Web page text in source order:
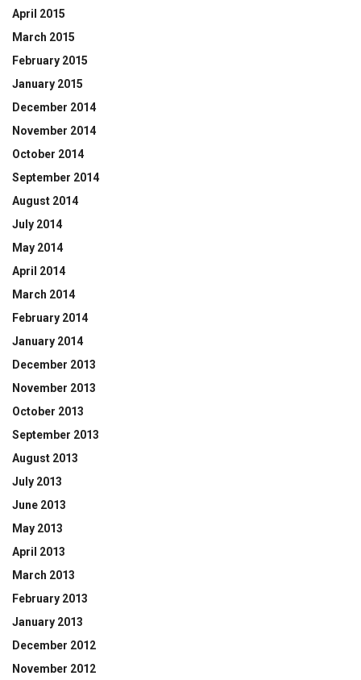
April 2015
March 2015
February 2015
January 2015
December 2014
November 2014
October 2014
September 2014
August 2014
July 2014
May 2014
April 2014
March 2014
February 2014
January 2014
December 2013
November 2013
October 2013
September 2013
August 2013
July 2013
June 2013
May 2013
April 2013
March 2013
February 2013
January 2013
December 2012
November 2012